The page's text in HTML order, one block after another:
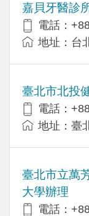
嘉貝牙醫診
電話：
地址：台
臺北市北投
電話：
地址：臺
臺北市立萬
大學辦理
電話：